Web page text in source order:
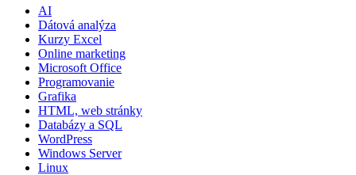
AI
Dátová analýza
Kurzy Excel
Online marketing
Microsoft Office
Programovanie
Grafika
HTML, web stránky
Databázy a SQL
WordPress
Windows Server
Linux